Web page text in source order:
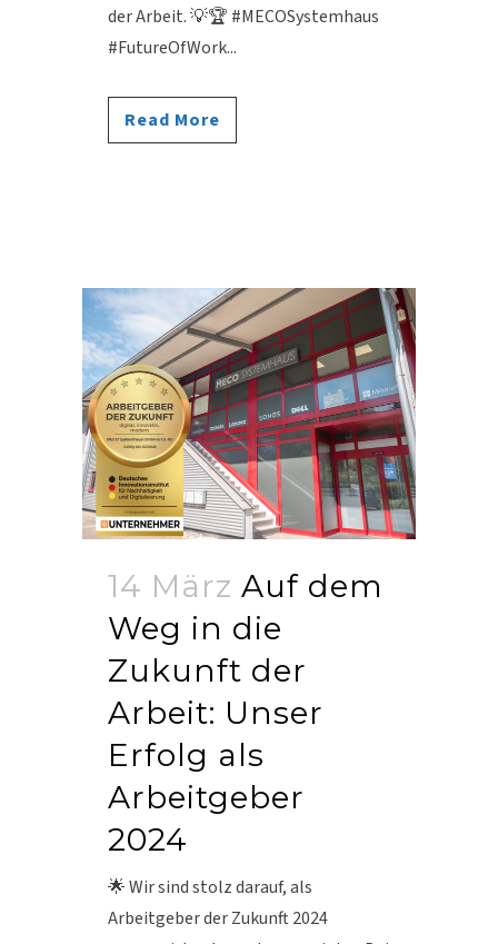
der Arbeit. 💡🏆 #MECOSystemhaus
#FutureOfWork...
Read More
14 März Auf dem
Weg in die
Zukunft der
Arbeit: Unser
Erfolg als
Arbeitgeber
2024
🌟 Wir sind stolz darauf, als
Arbeitgeber der Zukunft 2024